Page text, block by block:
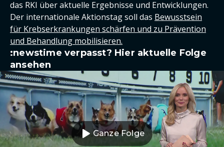
das RKI über aktuelle Ergebnisse und Entwicklungen.
Der internationale Aktionstag soll das Bewusstsein
für Krebserkrankungen schärfen und zu Prävention
und Behandlung mobilisieren.
:newstime verpasst? Hier aktuelle Folge
ansehen
Ganze Folge